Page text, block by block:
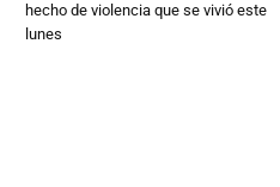
hecho de violencia que se vivió este
lunes